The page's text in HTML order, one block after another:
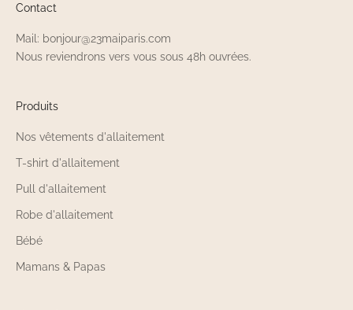
Contact
Mail: bonjour@23maiparis.com
Nous reviendrons vers vous sous 48h ouvrées.
Produits
Nos vêtements d'allaitement
T-shirt d'allaitement
Pull d'allaitement
Robe d'allaitement
Bébé
Mamans & Papas